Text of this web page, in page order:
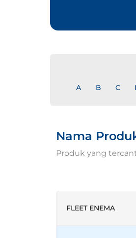
A B C
Nama
Produk yang
FLEET ENEMA